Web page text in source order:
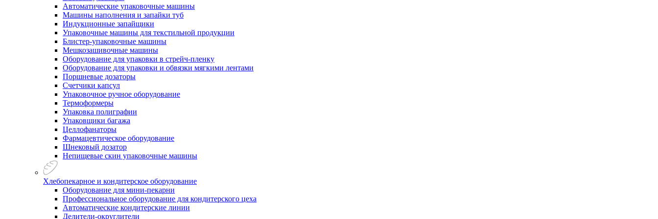
Автоматические упаковочные машины
Машины наполнения и запайки туб
Индукционные запайщики
Упаковочные машины для текстильной продукции
Блистер-упаковочные машины
Мешкозашивочные машины
Оборудование для упаковки в стрейч-пленку
Оборудование для упаковки и обвязки мягкими лентами
Поршневые дозаторы
Счетчики капсул
Упаковочное ручное оборудование
Термоформеры
Упаковка полиграфии
Упаковщики багажа
Целлофанаторы
Фармацевтическое оборудование
Шнековый дозатор
Непищевые скин упаковочные машины
Хлебопекарное и кондитерское оборудование
Оборудование для мини-пекарни
Профессиональное оборудование для кондитерского цеха
Автоматические кондитерские линии
Делители-округлители